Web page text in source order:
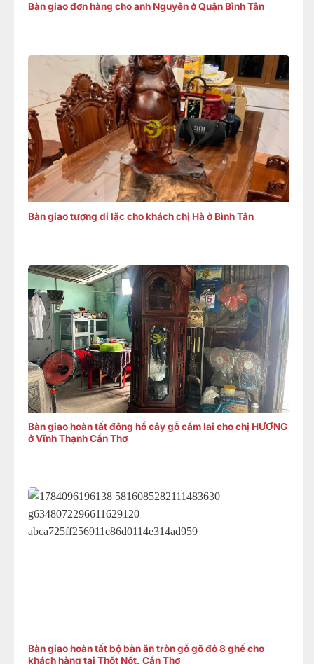
Bàn giao đơn hàng cho anh Nguyên ở Quận Bình Tân
Bàn giao tượng di lặc cho khách chị Hà ở Bình Tân
Bàn giao hoàn tất đông hồ cây gỗ cẩm lai cho chị HƯƠNG
ở Vĩnh Thạnh Cần Thơ
Bàn giao hoàn tất bộ bàn ăn tròn gỗ gõ đỏ 8 ghế cho
khách hàng tại Thốt Nốt, Cần Thơ